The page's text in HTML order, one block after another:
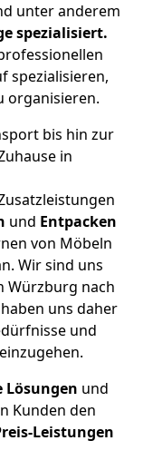
unter anderem
spezialisiert.
spezialisieren,
organisieren.
bis hin zur
in
und Entpacken
von Möbeln
Wir sind uns
Würzburg nach
uns daher
und
Lösungen und
Kunden den
Leistungen